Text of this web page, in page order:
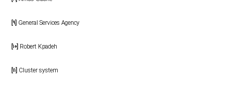
[۹] General Services Agency
[۱۰] Robert Kpadeh
[۱۱] Cluster system